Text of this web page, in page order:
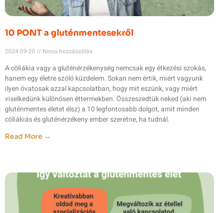
10 PONT a gluténmentesekről
2024-09-20 Nincs hozzászólás
A cöliákia vagy a gluténérzékenység nemcsak egy étkezési szokás,
hanem egy életre szóló küzdelem. Sokan nem értik, miért vagyunk
ilyen óvatosak azzal kapcsolatban, hogy mit eszünk, vagy miért
viselkedünk különösen éttermekben. Összeszedtük neked (aki nem
gluténmentes életet élsz) a 10 legfontosabb dolgot, amit minden
cöliákiás és gluténérzékeny ember szeretne, ha tudnál.
Read More →